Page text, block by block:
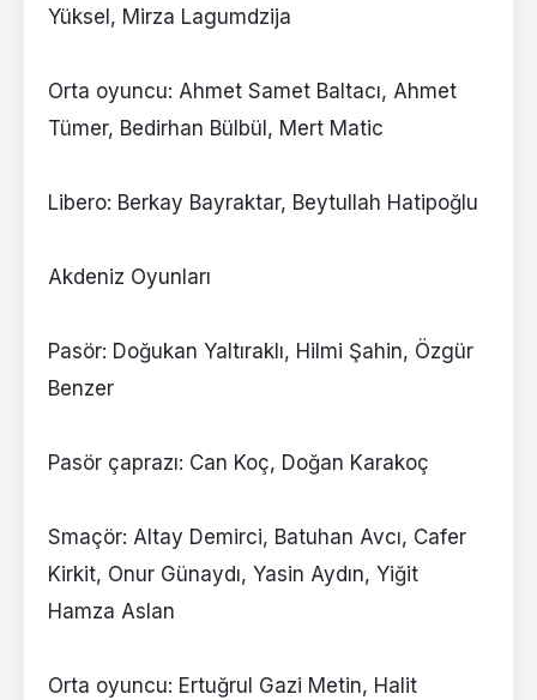
Yüksel, Mirza Lagumdzija
Orta oyuncu: Ahmet Samet Baltacı, Ahmet
Tümer, Bedirhan Bülbül, Mert Matic
Libero: Berkay Bayraktar, Beytullah Hatipoğlu
Akdeniz Oyunları
Pasör: Doğukan Yaltıraklı, Hilmi Şahin, Özgür
Benzer
Pasör çaprazı: Can Koç, Doğan Karakoç
Smaçör: Altay Demirci, Batuhan Avcı, Cafer
Kirkit, Onur Günaydı, Yasin Aydın, Yiğit
Hamza Aslan
Orta oyuncu: Ertuğrul Gazi Metin, Halit